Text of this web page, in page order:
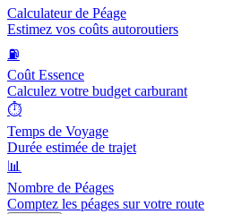
Calculateur de Péage
Estimez vos coûts autoroutiers
⛽
Coût Essence
Calculez votre budget carburant
⏱️
Temps de Voyage
Durée estimée de trajet
📊
Nombre de Péages
Comptez les péages sur votre route